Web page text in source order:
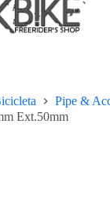
Pipe &
Ext.50mm